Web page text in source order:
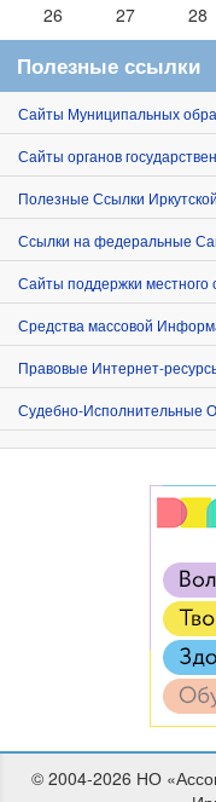
26
27 28
Полезные ссылки
Сайты Муниципальных
Сайты органов
Полезные Ссылки
Ссылки на федеральные
Сайты поддержки местного
Средства массовой
Правовые Интернет-
Судебно-Исполнительные
© 2004-2026 НО